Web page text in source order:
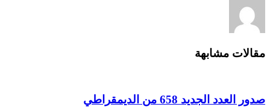
مقالات مشابهة
صدور العدد الجديد 658 من الديمقراطي